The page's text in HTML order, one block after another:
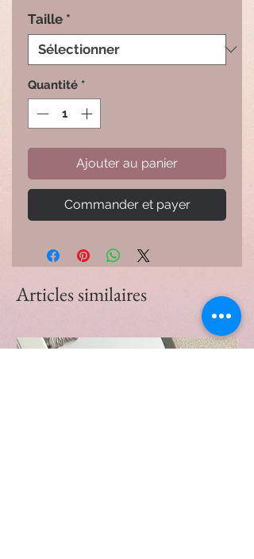
Taille *
Quantité *
Ajouter au panier
Commander et payer
Articles similaires